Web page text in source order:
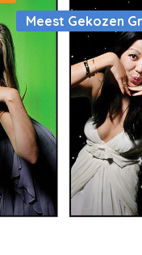
Meest Gekozen